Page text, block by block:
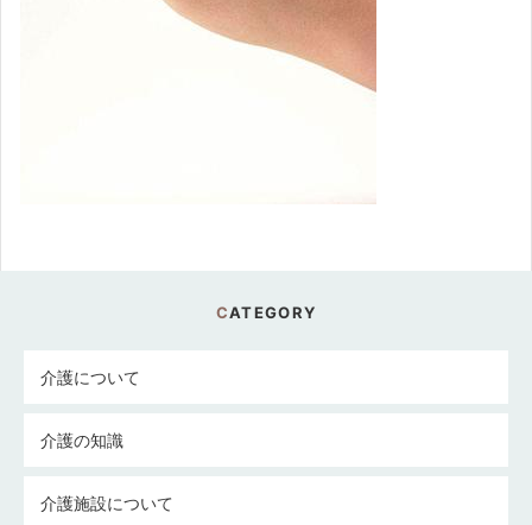
CATEGORY
介護について
介護の知識
介護施設について